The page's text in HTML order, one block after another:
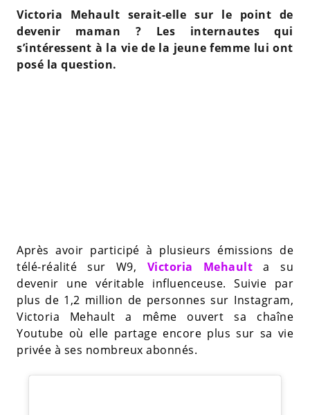
Victoria Mehault serait-elle sur le point de
devenir maman ? Les internautes qui
s’intéressent à la vie de la jeune femme lui ont
posé la question.
Après avoir participé à plusieurs émissions de
télé-réalité sur W9, Victoria Mehault a su
devenir une véritable influenceuse. Suivie par
plus de 1,2 million de personnes sur Instagram,
Victoria Mehault a même ouvert sa chaîne
Youtube où elle partage encore plus sur sa vie
privée à ses nombreux abonnés.